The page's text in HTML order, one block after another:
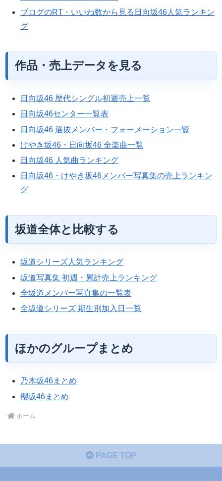
ブログのRT・いいね数から見る日向坂46人気ランキン
グ
作品・売上データを見る
日向坂46 歴代シングル初週売上一覧
日向坂46センター一覧表
日向坂46 選抜メンバー・フォーメーション一覧
けやき坂46・日向坂46 全楽曲一覧
日向坂46 人気曲ランキング
日向坂46・けやき坂46メンバー写真集の売上ランキン
グ
坂道全体と比較する
坂道シリーズ人気ランキング
坂道写真集 初週・累計売上ランキング
全坂道メンバー写真集の一覧表
全坂道シリーズ 期生別加入日一覧
ほかのグループまとめ
乃木坂46まとめ
櫻坂46まとめ
ホーム
PAGE TOP